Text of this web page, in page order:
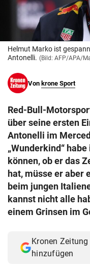
© Krone Multimedia
Muthgasse 2, 1190
Helmut Marko ist
Antonelli. (Bild: AFP/APA/
Von krone Sport
Red-Bull-
über seine ersten
Antonelli im
„Wunderkind“
können, ob er das
hat, müsse er aber
beim jungen
kannst nicht alle
einem Grinsen im
Kronen
hinzufügen